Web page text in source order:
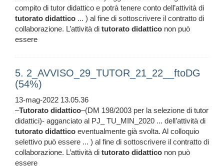
compito di tutor didattico e potrà tenere conto dell’attività di
tutorato didattico ... ) al fine di sottoscrivere il contratto di
collaborazione. L’attività di tutorato didattico non può
essere
5. 2_AVVISO_29_TUTOR_21_22__ftoDG
(54%)
13-mag-2022 13.05.36
–Tutorato didattico–(DM 198/2003 per la selezione di tutor
didattici)- agganciato al PJ_ TU_MIN_2020 ... dell’attività di
tutorato didattico eventualmente già svolta. Al colloquio
selettivo può essere ... ) al fine di sottoscrivere il contratto di
collaborazione. L’attività di tutorato didattico non può
essere